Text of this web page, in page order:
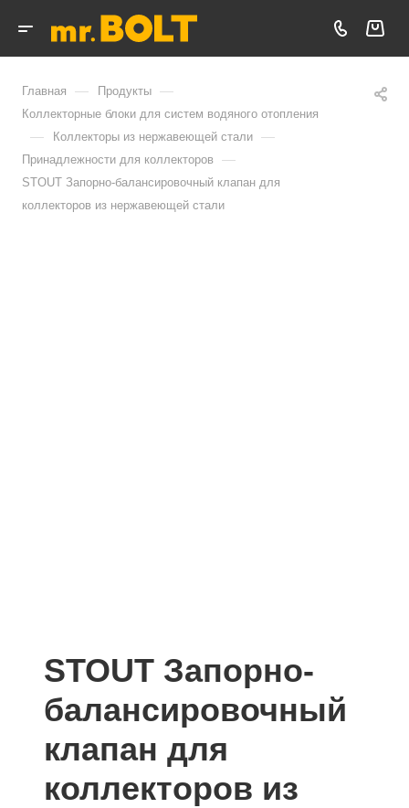
Главная — Продукты —
Коллекторные блоки для систем водяного отопления
— Коллекторы из нержавеющей стали —
Принадлежности для коллекторов —
STOUT Запорно-балансировочный клапан для
коллекторов из нержавеющей стали
STOUT Запорно-
балансировочный
клапан для
коллекторов из